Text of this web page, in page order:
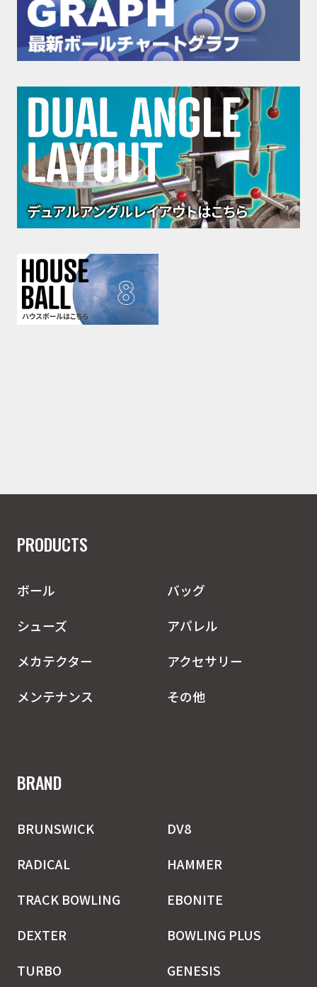
PRODUCTS
ボール
バッグ
シューズ
アパレル
メカテクター
アクセサリー
メンテナンス
その他
BRAND
BRUNSWICK
DV8
RADICAL
HAMMER
TRACK BOWLING
EBONITE
DEXTER
BOWLING PLUS
TURBO
GENESIS